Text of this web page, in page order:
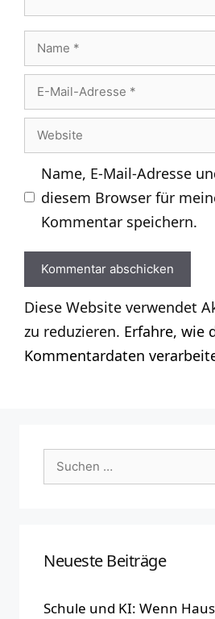
Name
Mail-
Adresse
Website
Name, E-Mail-Adresse
diesem Browser für
Kommentar speichern.
Diese Website verwendet
zu reduzieren. Erfahre, wie
Kommentardaten
Suchen
nach:
Neueste Beiträge
Schule und KI: Wenn